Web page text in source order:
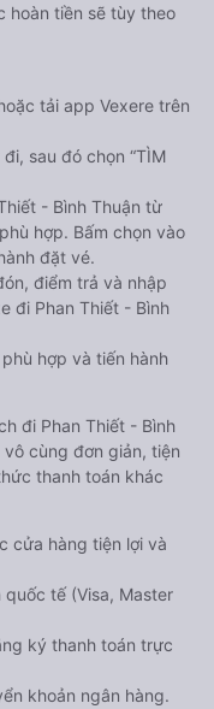
hoàn tiền sẽ tùy theo
tải app Vexere trên
sau đó chọn “TÌM
- Bình Thuận từ
hợp. Bấm chọn vào
đặt vé.
điểm trả và nhập
đi Phan Thiết - Bình
hợp và tiến hành
đi Phan Thiết - Bình
cùng đơn giản, tiện
thanh toán khác
cửa hàng tiện lợi và
tế (Visa, Master
ký thanh toán trực
khoản ngân hàng.